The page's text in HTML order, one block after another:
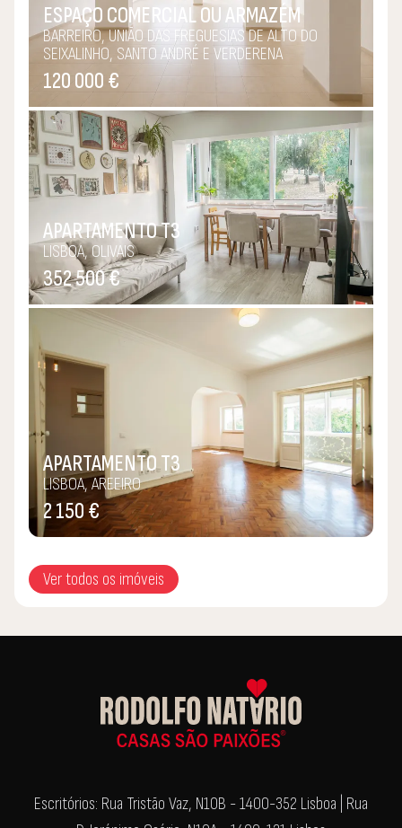
ESPAÇO COMERCIAL OU ARMAZÉM
BARREIRO, UNIÃO DAS FREGUESIAS DE ALTO DO
SEIXALINHO, SANTO ANDRÉ E VERDERENA
120 000 €
APARTAMENTO T3
LISBOA, OLIVAIS
352 500 €
APARTAMENTO T3
LISBOA, AREEIRO
2 150 €
Ver todos os imóveis
Escritórios: Rua Tristão Vaz, N10B - 1400-352 Lisboa | Rua